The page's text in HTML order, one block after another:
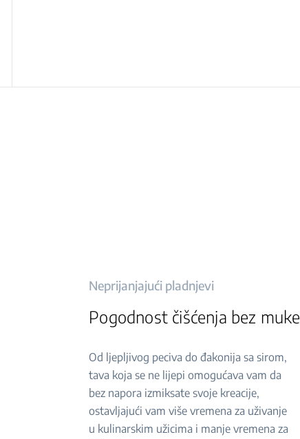
Neprijanjajući pladnjevi
Pogodnost čišćenja bez muke
Od ljepljivog peciva do đakonija sa sirom,
tava koja se ne lijepi omogućava vam da
bez napora izmiksate svoje kreacije,
ostavljajući vam više vremena za uživanje
u kulinarskim užicima i manje vremena za